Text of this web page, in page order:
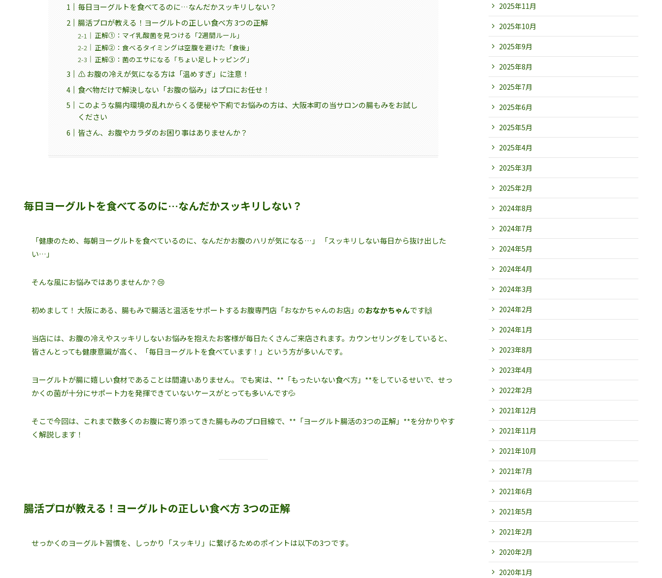
毎日ヨーグルトを食べてるのに…なんだかスッキリしない？
腸活プロが教える！ヨーグルトの正しい食べ方 3つの正解
正解①：マイ乳酸菌を見つける「2週間ルール」
正解②：食べるタイミングは空腹を避けた「食後」
正解③：菌のエサになる「ちょい足しトッピング」
⚠️ お腹の冷えが気になる方は「温めすぎ」に注意！
食べ物だけで解決しない「お腹の悩み」はプロにお任せ！
このような腸内環境の乱れからくる便秘や下痢でお悩みの方は、大阪本町の当サロンの腸もみをお試し
ください
皆さん、お腹やカラダのお困り事はありませんか？
毎日ヨーグルトを食べてるのに…なんだかスッキリしない？
「健康のため、毎朝ヨーグルトを食べているのに、なんだかお腹のハリが気になる…」 「スッキリしない毎日から抜け出した
い…」
そんな風にお悩みではありませんか？😢
初めまして！ 大阪にある、腸もみで腸活と温活をサポートするお腹専門店「おなかちゃんのお店」のおなかちゃんです🙌
当店には、お腹の冷えやスッキリしないお悩みを抱えたお客様が毎日たくさんご来店されます。カウンセリングをしていると、
皆さんとっても健康意識が高く、「毎日ヨーグルトを食べています！」という方が多いんです。
ヨーグルトが腸に嬉しい食材であることは間違いありません。 でも実は、**「もったいない食べ方」**をしているせいで、せっ
かくの菌が十分にサポート力を発揮できていないケースがとっても多いんです💦
そこで今回は、これまで数多くのお腹に寄り添ってきた腸もみのプロ目線で、**「ヨーグルト腸活の3つの正解」**を分かりやす
く解説します！
腸活プロが教える！ヨーグルトの正しい食べ方 3つの正解
せっかくのヨーグルト習慣を、しっかり「スッキリ」に繋げるためのポイントは以下の3つです。
2025年11月
2025年10月
2025年9月
2025年8月
2025年7月
2025年6月
2025年5月
2025年4月
2025年3月
2025年2月
2024年8月
2024年7月
2024年5月
2024年4月
2024年3月
2024年2月
2024年1月
2023年8月
2023年4月
2022年2月
2021年12月
2021年11月
2021年10月
2021年7月
2021年6月
2021年5月
2021年2月
2020年2月
2020年1月